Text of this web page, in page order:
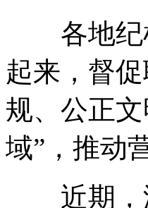
各地纪检
起来，督
规、公正
域”，推动
近期，湖